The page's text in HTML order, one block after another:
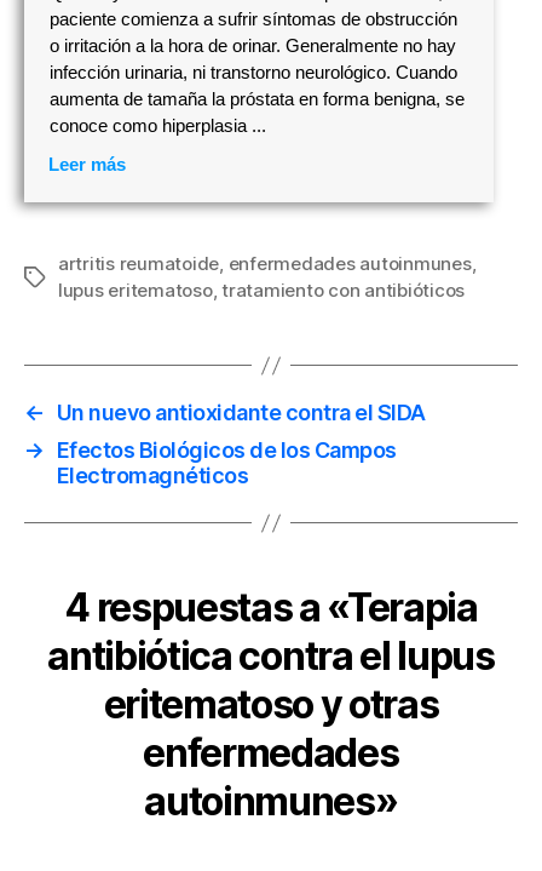
paciente comienza a sufrir síntomas de obstrucción
o irritación a la hora de orinar. Generalmente no hay
infección urinaria, ni transtorno neurológico. Cuando
aumenta de tamaña la próstata en forma benigna, se
conoce como hiperplasia ...
Leer más
Etiquetas
artritis reumatoide, enfermedades autoinmunes,
lupus eritematoso,tratamiento con antibióticos
←
Un nuevo antioxidante contra el SIDA
→
Efectos Biológicos de los Campos
Electromagnéticos
4 respuestas a «Terapia
antibiótica contra el lupus
eritematoso y otras
enfermedades
autoinmunes»